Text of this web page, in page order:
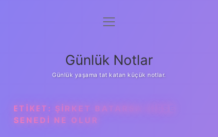
Anasayfa
Yasal Uyarı
menüyü
Günlük Notlar
Günlük yaşama tat katan küçük notlar.
ETIKET: ŞIRKET BATARSA HISSE
SENEDI NE OLUR